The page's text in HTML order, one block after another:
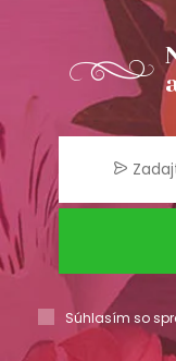
Súhlasím so